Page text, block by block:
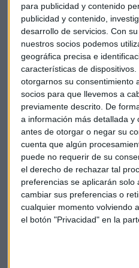
para publicidad y contenido
publicidad y contenido,
desarrollo de servicios. Con
nuestros socios podemos
geográfica precisa e
características de
otorgarnos su consentimiento
socios para que llevemos a
previamente descrito. De
a información más detallada y
antes de otorgar o negar su
cuenta que algún
puede no requerir de su
el derecho de rechazar tal
preferencias se aplicarán solo
cambiar sus preferencias o
cualquier momento volviendo
el botón "Privacidad" en la
Los dirigentes delBCE han
para 2024era crucial para
actualmente por encima del
objetivo o corría el riesgo de
más alto durante demasiado
"El impulso inflacionista es
para que el BCE haga una
Christiansen, economista de
La mayoría de los
entre el 5 y el 7 de septiembre
mantuviera los tipos esta
actitud, los mercados
probabilidades a una subida,
última de un ciclo que